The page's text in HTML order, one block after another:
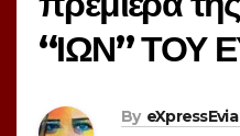
“ΙΩΝ” ΤΟΥ
By eXpressEvia